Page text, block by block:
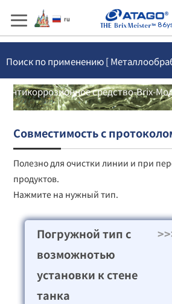
Поиск по применению [
Антикоррозионное средство-Brix-
Совместимость с
Полезно для очистки линии и при
продуктов.
Нажмите на нужный тип.
Погружной тип с
возможнотью
установки к стене
танка